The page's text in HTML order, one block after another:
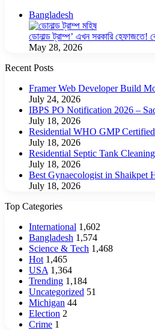
Bangladesh
ডোনাল্ড ট্রাম্প’ এখন সরকারি হেফাজতে!
May 28, 2026
Recent Posts
Framer Web Developer Build
July 24, 2026
IBPS PO Notification 2026 –
July 18, 2026
Residential WHO GMP
July 18, 2026
Residential Septic Tank
July 18, 2026
Best Gynaecologist in Shaikpet
July 18, 2026
Top Categories
International 1,602
Bangladesh 1,574
Science & Tech 1,468
Hot 1,465
USA 1,364
Trending 1,184
Uncategorized 51
Michigan 44
Election 2
Crime 1